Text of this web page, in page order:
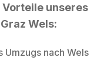
Vorteile unseres
Wels:
nach Wels